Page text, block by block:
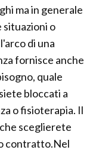
ma in generale
situazioni o
di una
fornisce anche
quale
bloccati a
o fisioterapia. Il
sceglierete
contratto.Nel